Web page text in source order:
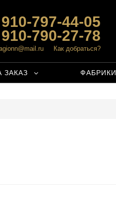
797-44-05
790-27-78
Как добраться?
ЗАКАЗ ФАБРИКИ